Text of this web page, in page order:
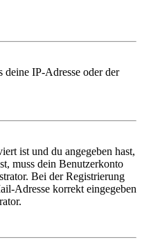
deine IP-Adresse oder der
ist und du angegeben hast,
muss dein Benutzerkonto
Bei der Registrierung
Adresse korrekt eingegeben